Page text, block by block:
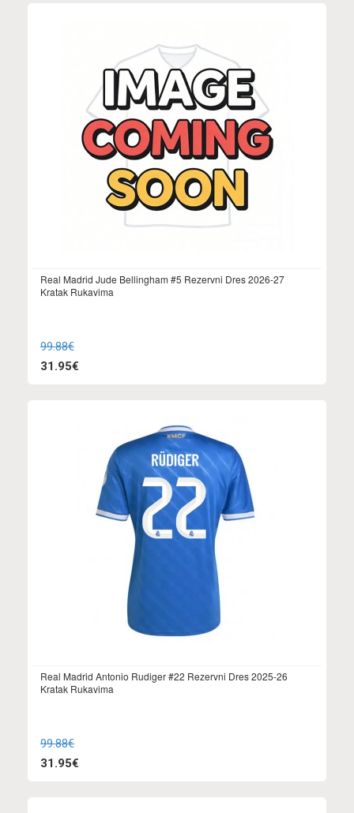
Real Madrid Jude Bellingham #5 Rezervni Dres 2026-27
Kratak Rukavima
99.88€
31.95€
Real Madrid Antonio Rudiger #22 Rezervni Dres 2025-26
Kratak Rukavima
99.88€
31.95€